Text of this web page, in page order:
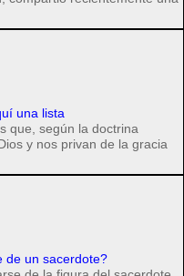
una lista
que, según la doctrina
y nos privan de la gracia
de un sacerdote?